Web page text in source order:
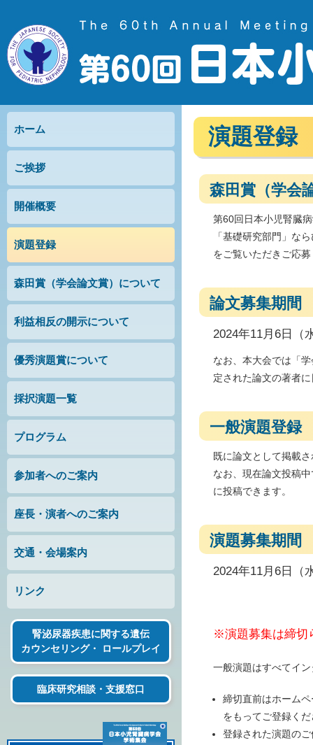
ホーム
ご挨拶
開催概要
演題登録
森田賞（学会論文賞）について
利益相反の開示について
優秀演題賞について
採択演題一覧
プログラム
参加者へのご案内
座長・演者へのご案内
交通・会場案内
リンク
腎泌尿器疾患に関する遺伝
カウンセリング・ ロールプレイ
臨床研究相談・支援窓口
演題登録
森田賞（学会
第60回日本小児腎臓
「基礎研究部門」な
をご覧いただきご応
論文募集期間
2024年11月6日（
なお、本大会では「
定された論文の著者
一般演題登録
既に論文として掲載
なお、現在論文投稿
に投稿できます。
演題募集期間
2024年11月6日（
※演題募集は締切
一般演題はすべてイ
締切直前はホーム
をもってご登録く
登録された演題の